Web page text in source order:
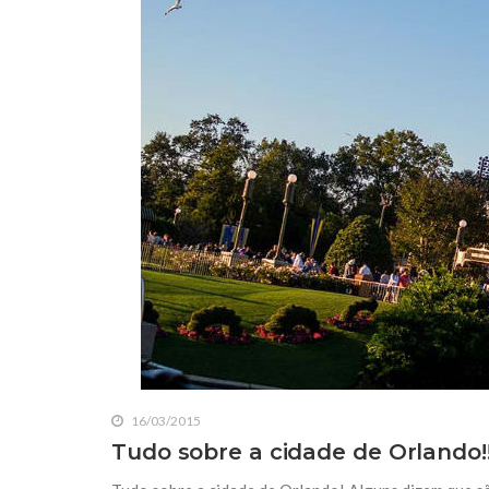
16/03/2015
Tudo sobre a cidade de